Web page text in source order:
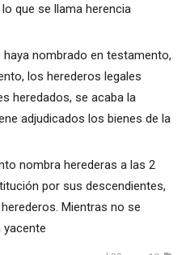
que se llama herencia
nombrado en testamento,
los herederos legales
heredados, se acaba la
adjudicados los bienes de la
nombra herederas a las 2
por sus descendientes,
Mientras no se
yacente